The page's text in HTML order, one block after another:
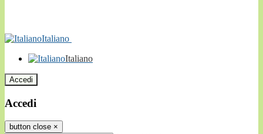
Italiano
Italiano
Accedi
Accedi
button close ×